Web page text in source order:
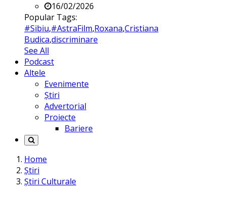
16/02/2026
Popular Tags:
#Sibiu,#AstraFilm,Roxana,Cristiana
Budica,discriminare
See All
Podcast
Altele
Evenimente
Știri
Advertorial
Proiecte
Bariere
Home
Știri
Știri Culturale